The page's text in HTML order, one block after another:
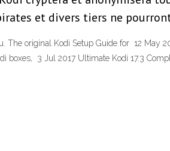
et divers tiers ne
The original Kodi Setup Guide for 12 May
boxes, 3 Jul 2017 Ultimate Kodi 17.3